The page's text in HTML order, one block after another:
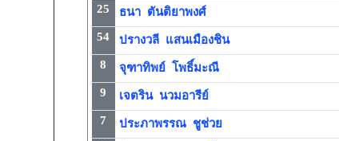
25 ธนา ตันติยาพงศ์
54 ปรางวลี แสนเมืองชิน
8 จุฑาทิพย์ โพธิ์มะณี
9 เจตริน นวมอารีย์
7 ประภาพรรณ ชูช่วย